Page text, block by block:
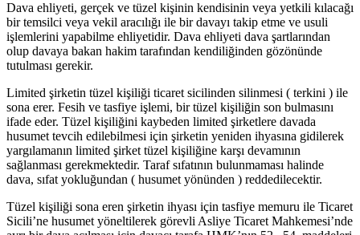
Dava ehliyeti, gerçek ve tüzel kişinin kendisinin veya yetkili kılacağı
bir temsilci veya vekil aracılığı ile bir davayı takip etme ve usuli
işlemlerini yapabilme ehliyetidir. Dava ehliyeti dava şartlarından
olup davaya bakan hakim tarafından kendiliğinden gözönünde
tutulması gerekir.
Limited şirketin tüzel kişiliği ticaret sicilinden silinmesi ( terkini ) ile
sona erer. Fesih ve tasfiye işlemi, bir tüzel kişiliğin son bulmasını
ifade eder. Tüzel kişiliğini kaybeden limited şirketlere davada
husumet tevcih edilebilmesi için şirketin yeniden ihyasına gidilerek
yargılamanın limited şirket tüzel kişiliğine karşı devamının
sağlanması gerekmektedir. Taraf sıfatının bulunmaması halinde
dava, sıfat yokluğundan ( husumet yönünden ) reddedilecektir.
Tüzel kişiliği sona eren şirketin ihyası için tasfiye memuru ile Ticaret
Sicili’ne husumet yöneltilerek görevli Asliye Ticaret Mahkemesi’nde